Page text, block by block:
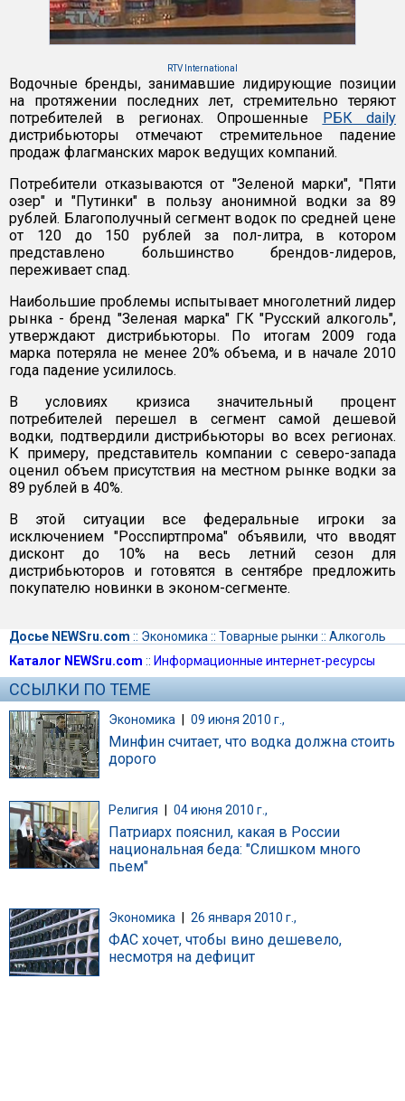
RTV International
Водочные бренды, занимавшие лидирующие позиции
на протяжении последних лет, стремительно теряют
потребителей в регионах. Опрошенные РБК daily
дистрибьюторы отмечают стремительное падение
продаж флагманских марок ведущих компаний.
Потребители отказываются от "Зеленой марки", "Пяти
озер" и "Путинки" в пользу анонимной водки за 89
рублей. Благополучный сегмент водок по средней цене
от 120 до 150 рублей за пол-литра, в котором
представлено большинство брендов-лидеров,
переживает спад.
Наибольшие проблемы испытывает многолетний лидер
рынка - бренд "Зеленая марка" ГК "Русский алкоголь",
утверждают дистрибьюторы. По итогам 2009 года
марка потеряла не менее 20% объема, и в начале 2010
года падение усилилось.
В условиях кризиса значительный процент
потребителей перешел в сегмент самой дешевой
водки, подтвердили дистрибьюторы во всех регионах.
К примеру, представитель компании с северо-запада
оценил объем присутствия на местном рынке водки за
89 рублей в 40%.
В этой ситуации все федеральные игроки за
исключением "Росспиртпрома" объявили, что вводят
дисконт до 10% на весь летний сезон для
дистрибьюторов и готовятся в сентябре предложить
покупателю новинки в эконом-сегменте.
Досье NEWSru.com :: Экономика :: Товарные рынки :: Алкоголь
Каталог NEWSru.com :: Информационные интернет-ресурсы
ССЫЛКИ ПО ТЕМЕ
Экономика | 09 июня 2010 г.,
Минфин считает, что водка должна стоить
дорого
Религия 04 июня 2010 г.,
Патриарх пояснил, какая в России
национальная беда: "Слишком много
пьем"
Экономика 26 января 2010 г.,
ФАС хочет, чтобы вино дешевело,
несмотря на дефицит